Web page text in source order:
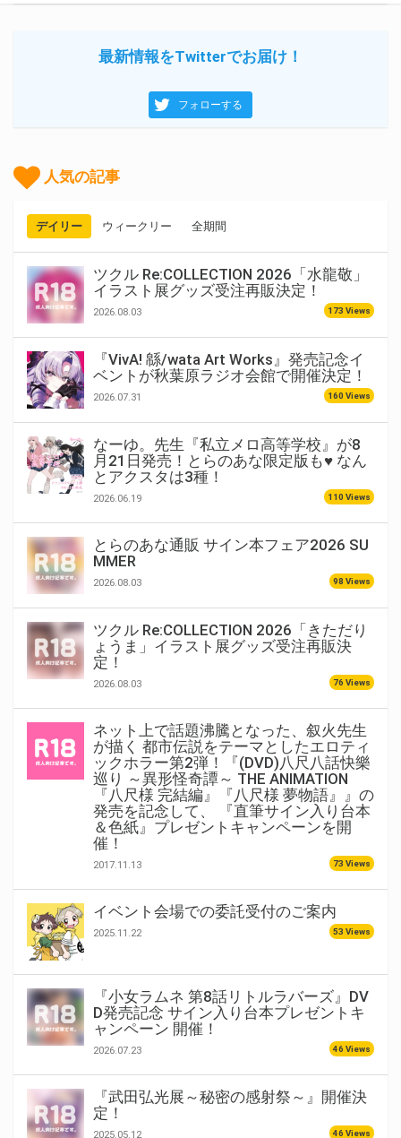
最新情報をTwitterでお届け！
フォローする
人気の記事
デイリー ウィークリー 全期間
ツクル Re:COLLECTION 2026「水龍敬」
イラスト展グッズ受注再販決定！
2026.08.03 173 Views
『VivA! 緜/wata Art Works』発売記念イ
ベントが秋葉原ラジオ会館で開催決定！
2026.07.31 160 Views
なーゆ。先生『私立メロ高等学校』が8
月21日発売！とらのあな限定版も♥ なん
とアクスタは3種！
2026.06.19 110 Views
とらのあな通販 サイン本フェア2026 SU
MMER
2026.08.03 98 Views
ツクル Re:COLLECTION 2026「きただり
ょうま」イラスト展グッズ受注再販決
定！
2026.08.03 76 Views
ネット上で話題沸騰となった、叙火先生
が描く 都市伝説をテーマとしたエロティ
ックホラー第2弾！『(DVD)八尺八話快樂
巡り ～異形怪奇譚～ THE ANIMATION
『八尺様 完結編』『八尺様 夢物語』』の
発売を記念して、 『直筆サイン入り台本
＆色紙』プレゼントキャンペーンを開
催！
2017.11.13 73 Views
イベント会場での委託受付のご案内
2025.11.22 53 Views
『小女ラムネ 第8話リトルラバーズ』DV
D発売記念 サイン入り台本プレゼントキ
ャンペーン 開催！
2026.07.23 46 Views
『武田弘光展～秘密の感射祭～』開催決
定！
2025.05.12 46 Views